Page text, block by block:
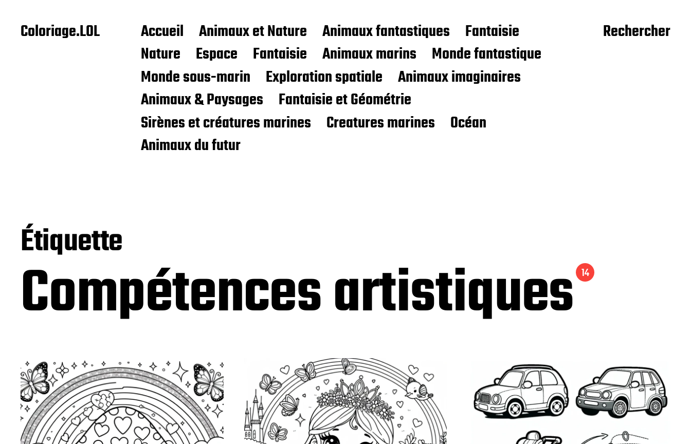
Coloriage.LOL Accueil Animaux et Nature Animaux fantastiques
Fantaisie
Nature
Espace Fantaisie Animaux marins
Monde fantastique
Monde sous-marin
Exploration spatiale
Animaux imaginaires
Animaux & Paysages
Fantaisie et Géométrie
Sirènes et créatures marines
Creatures marines
Océan
Animaux du futur
Rechercher
Étiquette
Compétences artistiques14